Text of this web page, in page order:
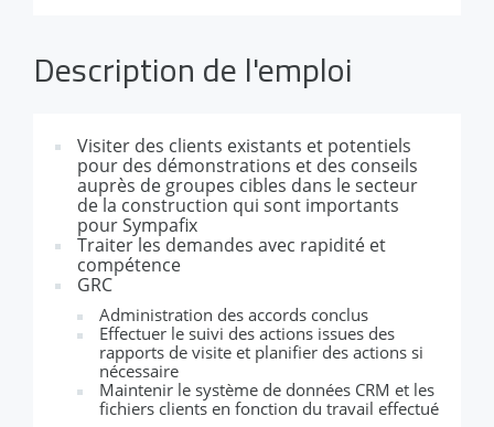
Description de l'emploi
Visiter des clients existants et potentiels
pour des démonstrations et des conseils
auprès de groupes cibles dans le secteur
de la construction qui sont importants
pour Sympafix
Traiter les demandes avec rapidité et
compétence
GRC
Administration des accords conclus
Effectuer le suivi des actions issues des
rapports de visite et planifier des actions si
nécessaire
Maintenir le système de données CRM et les
fichiers clients en fonction du travail effectué